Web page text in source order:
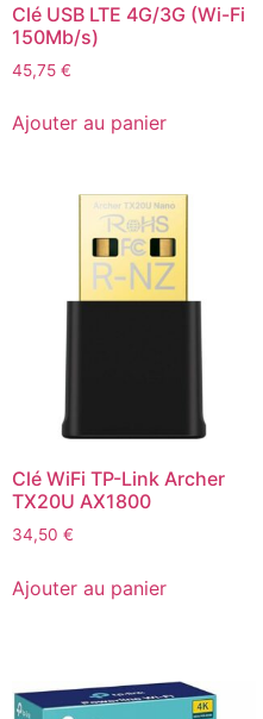
Clé USB LTE 4G/3G (Wi-Fi
150Mb/s)
45,75 €
Ajouter au panier
Clé WiFi TP-Link Archer
TX20U AX1800
34,50 €
Ajouter au panier